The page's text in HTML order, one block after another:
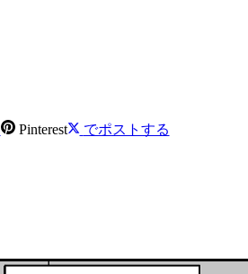
Pinterest でポストする